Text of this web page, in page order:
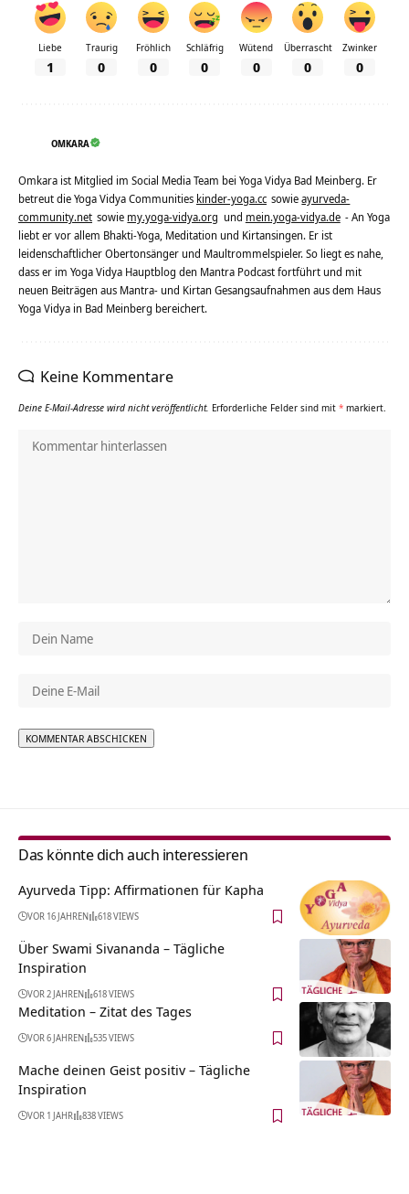
Liebe
1
Traurig
0
Fröhlich
0
Schläfrig
0
Wütend
0
Überrascht
0
Zwinker
0
OMKARA
Omkara ist Mitglied im Social Media Team bei Yoga Vidya Bad Meinberg. Er
betreut die Yoga Vidya Communities kinder-yoga.cc sowieayurveda-
community.net sowie my.yoga-vidya.org und mein.yoga-vidya.de - An Yoga
liebt er vor allem Bhakti-Yoga, Meditation und Kirtansingen. Er ist
leidenschaftlicher Obertonsänger und Maultrommelspieler. So liegt es nahe,
dass er im Yoga Vidya Hauptblog den Mantra Podcast fortführt und mit
neuen Beiträgen aus Mantra- und Kirtan Gesangsaufnahmen aus dem Haus
Yoga Vidya in Bad Meinberg bereichert.
Keine Kommentare
Deine E-Mail-Adresse wird nicht veröffentlicht. Erforderliche Felder sind mit * markiert.
Das könnte dich auch interessieren
Ayurveda Tipp: Affirmationen für Kapha
VOR 16 JAHREN 618 VIEWS
Über Swami Sivananda – Tägliche
Inspiration
VOR 2 JAHREN 618 VIEWS
Meditation – Zitat des Tages
VOR 6 JAHREN 535 VIEWS
Mache deinen Geist positiv – Tägliche
Inspiration
VOR 1 JAHR 838 VIEWS